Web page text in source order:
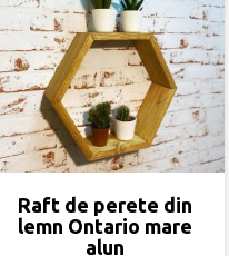
Raft de perete din
lemn Ontario mare
alun